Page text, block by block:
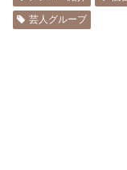
芸人グループ